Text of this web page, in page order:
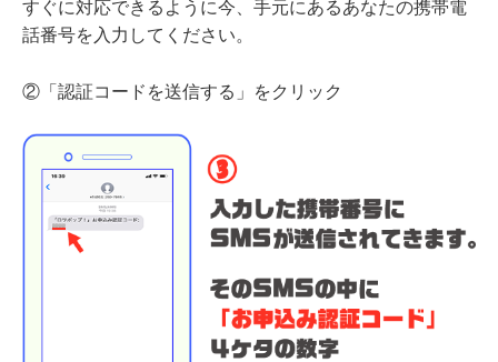
すぐに対応できるように今、手元にあるあなたの携帯電
話番号を入力してください。
②「認証コードを送信する」をクリック